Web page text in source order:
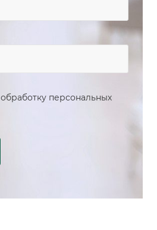
обработку персональных